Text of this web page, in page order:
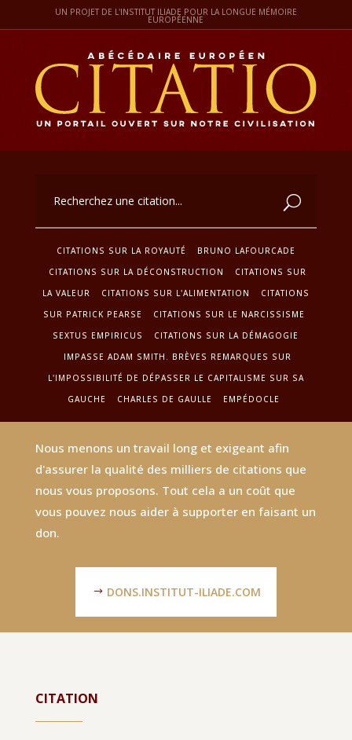
UN PROJET DE L'INSTITUT ILIADE POUR LA LONGUE MÉMOIRE
EUROPÉENNE
CITATIONS SUR LA ROYAUTÉ
BRUNO LAFOURCADE
CITATIONS SUR LA DÉCONSTRUCTION
CITATIONS SUR
LA VALEUR
CITATIONS SUR L'ALIMENTATION
CITATIONS
SUR PATRICK PEARSE
CITATIONS SUR LE NARCISSISME
SEXTUS EMPIRICUS
CITATIONS SUR LA DÉMAGOGIE
IMPASSE ADAM SMITH. BRÈVES REMARQUES SUR
L'IMPOSSIBILITÉ DE DÉPASSER LE CAPITALISME SUR SA
GAUCHE
CHARLES DE GAULLE EMPÉDOCLE
Nous menons un travail long et exigeant afin
d'assurer la qualité des milliers de citations que
nous vous proposons. Tout cela a un coût que
vous pouvez nous aider à supporter en faisant un
don.
DONS.INSTITUT-ILIADE.COM
CITATION